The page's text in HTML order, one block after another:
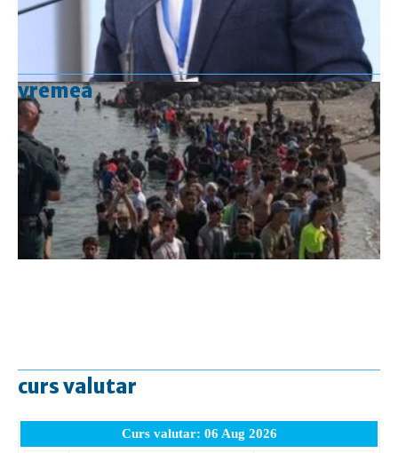
vremea
curs valutar
Curs valutar: 06 Aug 2026